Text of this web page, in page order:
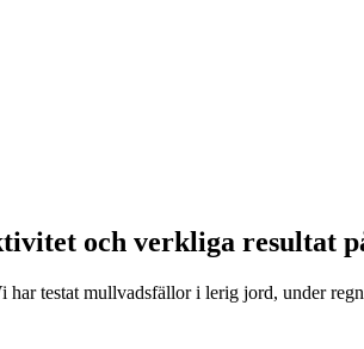
och verkliga resultat
testat mullvadsfällor i lerig jord, under